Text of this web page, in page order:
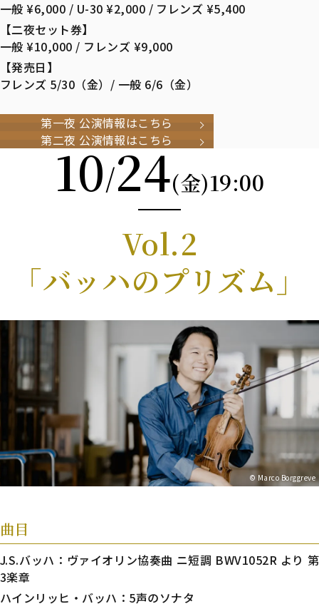
一般 ¥6,000 / U-30 ¥2,000 / フレンズ ¥5,400
【二夜セット券】
一般 ¥10,000 / フレンズ ¥9,000
【発売日】
フレンズ 5/30（金）/ 一般 6/6（金）
第一夜 公演情報はこちら
第二夜 公演情報はこちら
10/24(金)19:00
Vol.2
「バッハのプリズム」
© Marco Borggreve
曲目
J.S.バッハ：ヴァイオリン協奏曲 ニ短調 BWV1052R より 第
3楽章
ハインリッヒ・バッハ：5声のソナタ